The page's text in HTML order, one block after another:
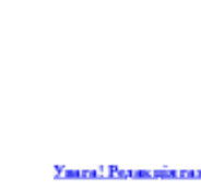
Увага! Редакція